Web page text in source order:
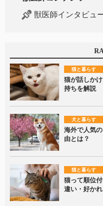
獣医師インタビュ
猫と暮らす
猫が話しか
持ちを解説
犬と暮らす
海外で人気
由とは？
猫と暮らす
猫って順位
違い・好か